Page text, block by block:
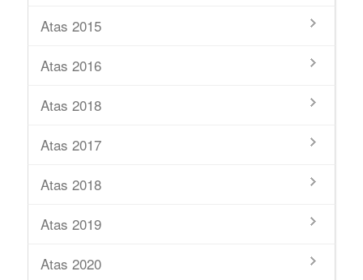
Atas 2015
Atas 2016
Atas 2018
Atas 2017
Atas 2018
Atas 2019
Atas 2020